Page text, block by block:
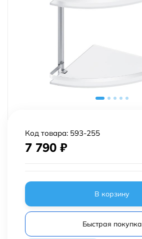
Код товара: 593-255
7 790 ₽
В корзину
Быстрая покупка